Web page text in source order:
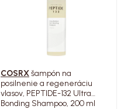
COSRXšampón na
posilnenie a regeneráciu
vlasov, PEPTIDE-132 Ultra
Bonding Shampoo, 200 ml